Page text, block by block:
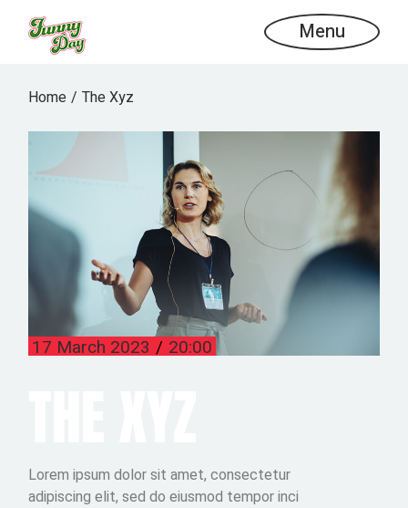
Menu
Home The Xyz
17 March 2023 20:00
Lorem ipsum dolor sit amet, consectetur
adipiscing elit, sed do eiusmod tempor inci